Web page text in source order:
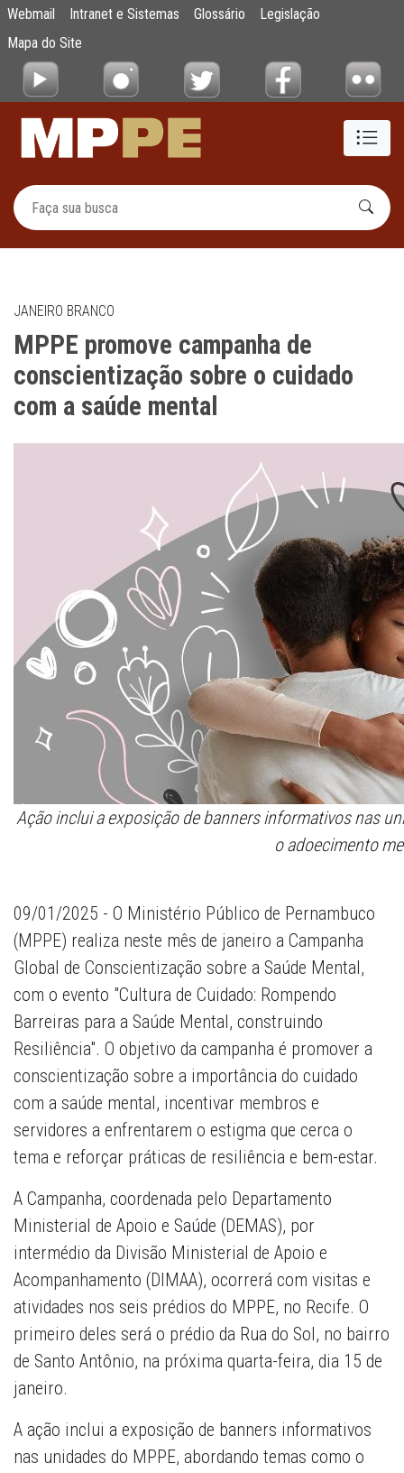
Pular para o Conteúdo principal
MPPE promove campanha de
Webmail Intranet e Sistemas Glossário
Legislação
Mapa do Site
JANEIRO BRANCO
MPPE promove campanha de
conscientização sobre o cuidado
com a saúde mental
Ação inclui a exposição de banners informativos nas
o adoecimento
09/01/2025 - O Ministério Público de Pernambuco
(MPPE) realiza neste mês de janeiro a Campanha
Global de Conscientização sobre a Saúde Mental,
com o evento "Cultura de Cuidado: Rompendo
Barreiras para a Saúde Mental, construindo
Resiliência". O objetivo da campanha é promover a
conscientização sobre a importância do cuidado
com a saúde mental, incentivar membros e
servidores a enfrentarem o estigma que cerca o
tema e reforçar práticas de resiliência e bem-estar.
A Campanha, coordenada pelo Departamento
Ministerial de Apoio e Saúde (DEMAS), por
intermédio da Divisão Ministerial de Apoio e
Acompanhamento (DIMAA), ocorrerá com visitas e
atividades nos seis prédios do MPPE, no Recife. O
primeiro deles será o prédio da Rua do Sol, no bairro
de Santo Antônio, na próxima quarta-feira, dia 15 de
janeiro.
A ação inclui a exposição de banners informativos
nas unidades do MPPE, abordando temas como o